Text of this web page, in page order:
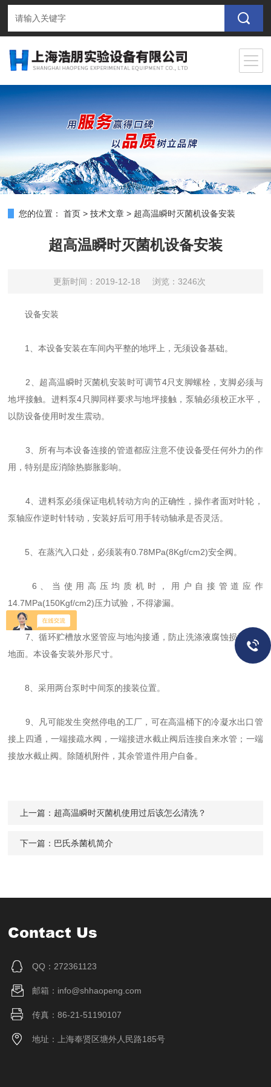
您的位置： 首页 >技术文章 > 超高温瞬时灭菌机设备安装
超高温瞬时灭菌机设备安装
更新时间：2019-12-18 浏览：3246次
设备安装
1、本设备安装在车间内平整的地坪上，无须设备基础。
2、超高温瞬时灭菌机安装时可调节4只支脚螺栓，支脚必须与
地坪接触。进料泵4只脚同样要求与地坪接触，泵轴必须校正水平，
以防设备使用时发生震动。
3、所有与本设备连接的管道都应注意不使设备受任何外力的作
用，特别是应消除热膨胀影响。
4、进料泵必须保证电机转动方向的正确性，操作者面对叶轮，
泵轴应作逆时针转动，安装好后可用手转动轴承是否灵活。
5、在蒸汽入口处，必须装有0.78MPa(8Kgf/cm2)安全阀。
6、当使用高压均质机时，用户自接管道应作
14.7MPa(150Kgf/cm2)压力试验，不得渗漏。
7、循环贮槽放水竖管应与地沟接通，防止洗涤液腐蚀损坏车间
地面。本设备安装外形尺寸。
8、采用两台泵时中间泵的接装位置。
9、凡可能发生突然停电的工厂，可在高温桶下的冷凝水出口管
接上四通，一端接疏水阀，一端接进水截止阀后连接自来水管；一端
接放水截止阀。除随机附件，其余管道件用户自备。
上一篇： 超高温瞬时灭菌机使用过后该怎么清洗？
下一篇： 巴氏杀菌机简介
Contact Us
QQ：272361123
邮箱：info@shhaopeng.com
传真：86-21-51190107
地址：上海奉贤区塘外人民路185号